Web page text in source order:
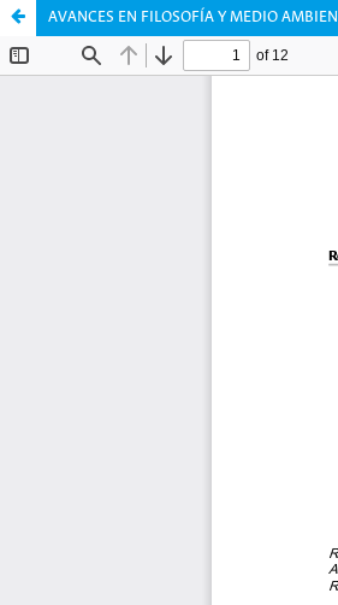
AVANCES EN FILOSOFÍA Y MEDIO